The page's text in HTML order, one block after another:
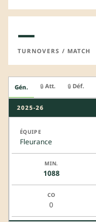
—
TURNOVERS / MATCH
Gén. 🔒 Att. 🔒 Déf.
2025-26
Fleurance
1088
0